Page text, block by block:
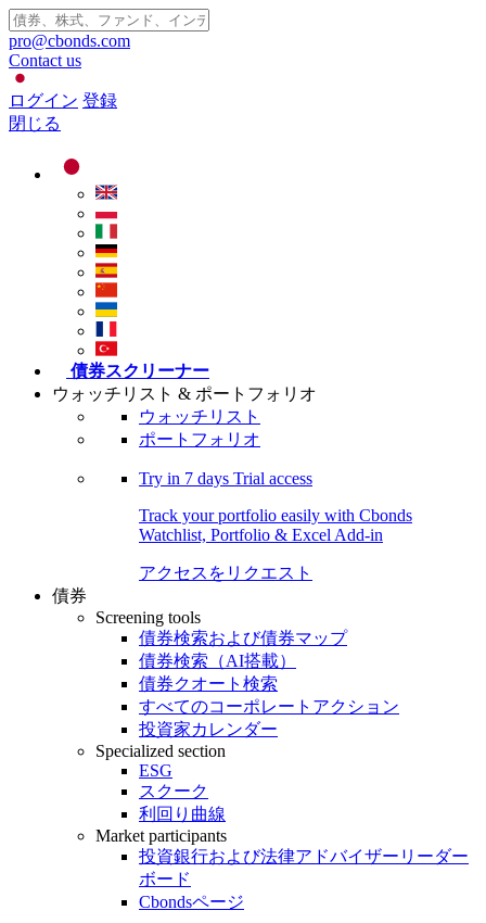
pro@cbonds.com
Contact us
ログイン 登録
閉じる
債券スクリーナー
ウォッチリスト & ポートフォリオ
ウォッチリスト
ポートフォリオ
Try in 7 days Trial access
Track your portfolio easily with Cbonds
Watchlist, Portfolio & Excel Add-in
アクセスをリクエスト
債券
Screening tools
債券検索および債券マップ
債券検索（AI搭載）
債券クオート検索
すべてのコーポレートアクション
投資家カレンダー
Specialized section
ESG
スクーク
利回り曲線
Market participants
投資銀行および法律アドバイザーリーダー
ボード
Cbondsページ